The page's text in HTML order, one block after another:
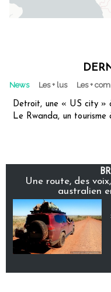
News Les + lus Les +
Detroit, une « US city »
Le Rwanda, un
Une route, des
australien